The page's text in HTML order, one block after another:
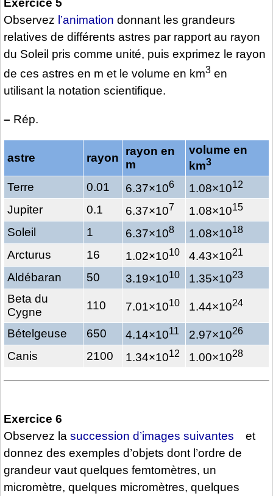
Exercice 5
Observez l’animation donnant les grandeurs
relatives de différents astres par rapport au rayon
du Soleil pris comme unité, puis exprimez le rayon
de ces astres en m et le volume en km3 en
utilisant la notation scientifique.
– Rép.
astre rayon
rayon en
m
volume en
km3
Terre 0.01 6.37×106 1.08×1012
Jupiter 0.1 6.37×107 1.08×1015
Soleil 1 6.37×108 1.08×1018
Arcturus 16 1.02×1010 4.43×1021
Aldébaran 50 3.19×1010 1.35×1023
Beta du
Cygne
110 7.01×1010 1.44×1024
Bételgeuse 650 4.14×1011 2.97×1026
Canis 2100 1.34×1012 1.00×1028
Exercice 6
Observez la succession d’images suivantes
et
donnez des exemples d’objets dont l’ordre de
grandeur vaut quelques femtomètres, un
micromètre, quelques micromètres, quelques